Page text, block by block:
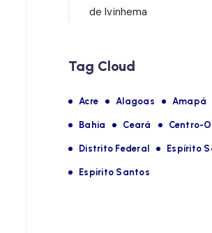
de Ivinhema
Tag Cloud
Acre Alagoas Amapá
Bahia Ceará Centro-
Distrito Federal Espírito
Espirito Santos